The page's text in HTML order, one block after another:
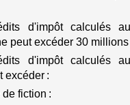
d'impôt calculés
peut excéder 30
d'impôt calculés
excéder :
fiction :